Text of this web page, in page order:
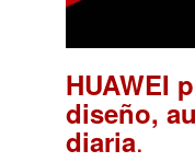
HUAWEI
diseño,
diaria.